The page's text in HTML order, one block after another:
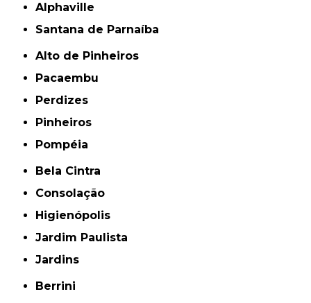
Alphaville
Santana de Parnaíba
Alto de Pinheiros
Pacaembu
Perdizes
Pinheiros
Pompéia
Bela Cintra
Consolação
Higienópolis
Jardim Paulista
Jardins
Berrini